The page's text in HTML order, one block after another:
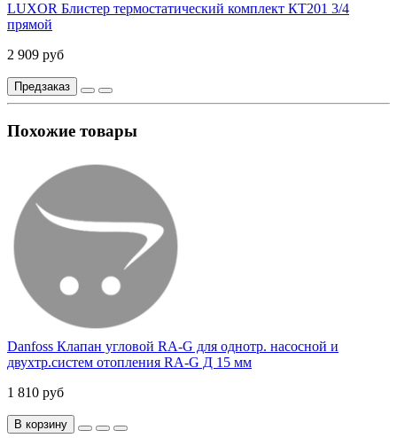
LUXOR Блистер термостатический комплект КТ201 3/4
прямой
2 909 руб
Предзаказ
Похожие товары
Danfoss Клапан угловой RA-G для однотр. насосной и
двухтр.систем отопления RA-G Д 15 мм
1 810 руб
В корзину